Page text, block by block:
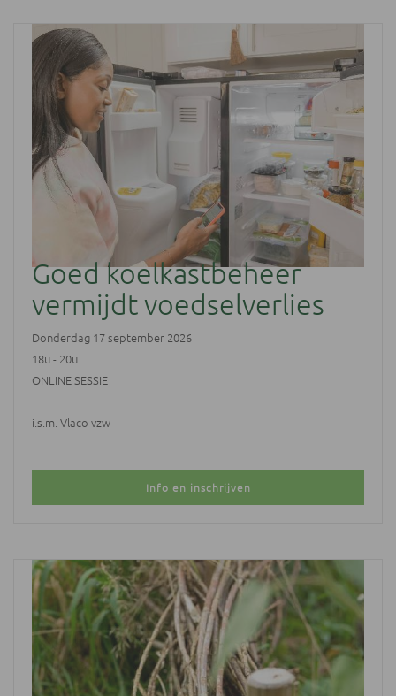
Goed koelkastbeheer
vermijdt voedselverlies
Donderdag 17 september 2026
18u - 20u
ONLINE SESSIE
i.s.m. Vlaco vzw
Info en inschrijven